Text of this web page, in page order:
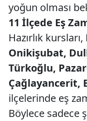
yoğun olması
11 İlçede Eş
Hazırlık
Onikişubat,
Türkoğlu,
Çağlayancerit,
ilçelerinde eş
Böylece sadece